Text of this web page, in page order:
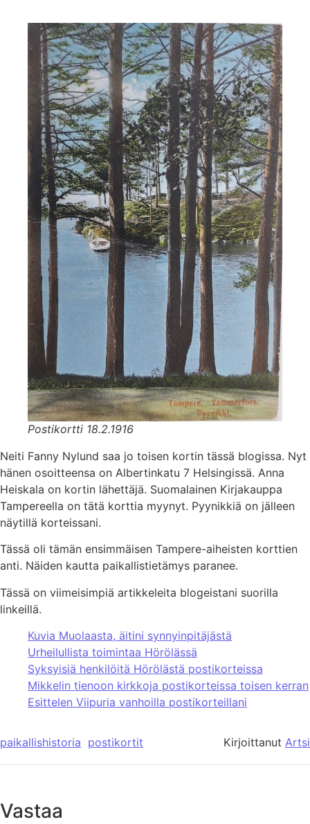
Postikortti 18.2.1916
Neiti Fanny Nylund saa jo toisen kortin tässä blogissa. Nyt
hänen osoitteensa on Albertinkatu 7 Helsingissä. Anna
Heiskala on kortin lähettäjä. Suomalainen Kirjakauppa
Tampereella on tätä korttia myynyt. Pyynikkiä on jälleen
näytillä korteissani.
Tässä oli tämän ensimmäisen Tampere-aiheisten korttien
anti. Näiden kautta paikallistietämys paranee.
Tässä on viimeisimpiä artikkeleita blogeistani suorilla
linkeillä.
Kuvia Muolaasta, äitini synnyinpitäjästä
Urheilullista toimintaa Hörölässä
Syksyisiä henkilöitä Hörölästä postikorteissa
Mikkelin tienoon kirkkoja postikorteissa toisen kerran
Esittelen Viipuria vanhoilla postikorteillani
paikallishistoria postikortit Kirjoittanut Artsi
Vastaa